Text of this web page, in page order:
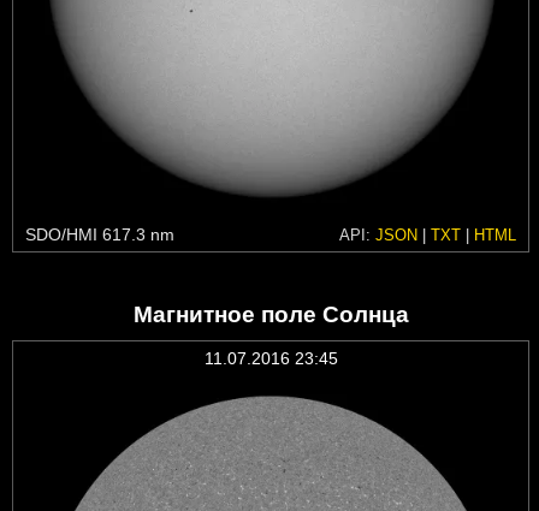
SDO/HMI 617.3 nm API: JSON | TXT | HTML
Магнитное поле Солнца
11.07.2016 23:45